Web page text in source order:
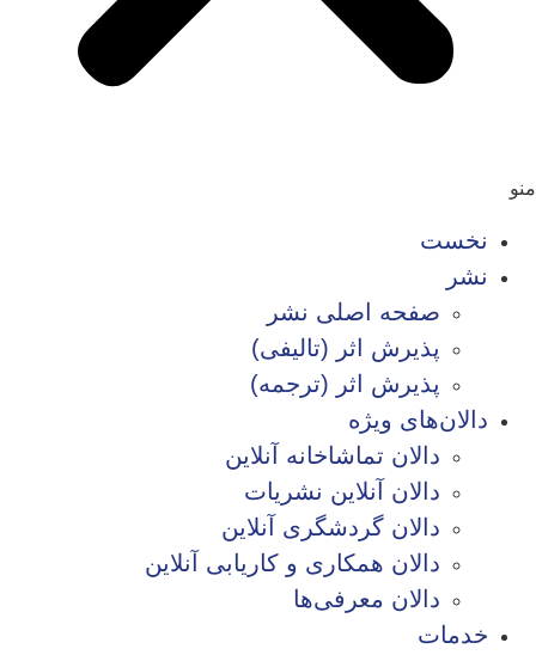
منو
نخست
نشر
صفحه اصلی نشر
پذیرش اثر (تالیفی)
پذیرش اثر (ترجمه)
دالان‌های ویژه
دالان تماشاخانه آنلاین
دالان آنلاین نشریات
دالان گردشگری آنلاین
دالان همکاری و کاریابی آنلاین
دالان معرفی‌ها
خدمات